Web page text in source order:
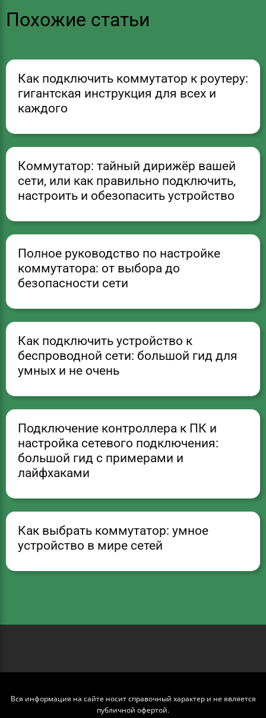
Похожие статьи
Как подключить коммутатор к роутеру:
гигантская инструкция для всех и
каждого
Коммутатор: тайный дирижёр вашей
сети, или как правильно подключить,
настроить и обезопасить устройство
Полное руководство по настройке
коммутатора: от выбора до
безопасности сети
Как подключить устройство к
беспроводной сети: большой гид для
умных и не очень
Подключение контроллера к ПК и
настройка сетевого подключения:
большой гид с примерами и
лайфхаками
Как выбрать коммутатор: умное
устройство в мире сетей
Вся информация на сайте носит справочный характер и не является
публичной офертой.